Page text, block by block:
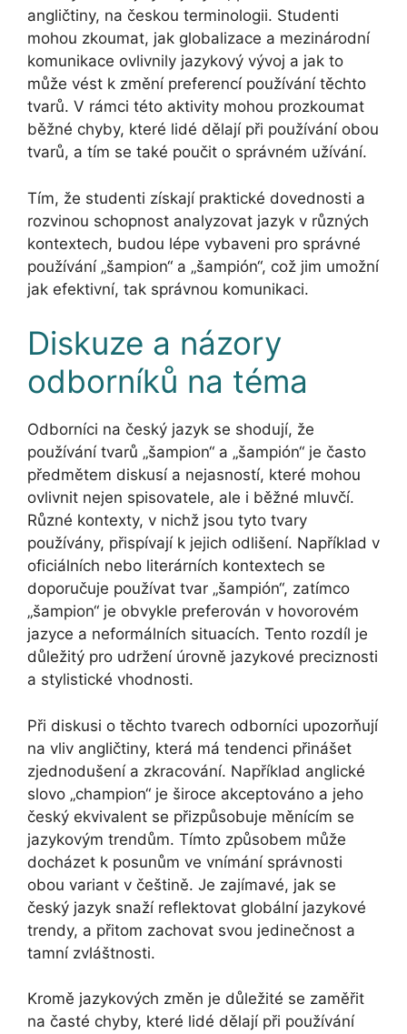
angličtiny, na českou terminologii. Studenti
mohou zkoumat, jak globalizace a mezinárodní
komunikace ovlivnily jazykový vývoj a jak to
může vést k změní preferencí používání těchto
tvarů. V rámci této aktivity mohou prozkoumat
běžné chyby, které lidé dělají při používání obou
tvarů, a tím se také poučit o správném užívání.
Tím, že studenti získají praktické dovednosti a
rozvinou schopnost analyzovat jazyk v různých
kontextech, budou lépe vybaveni pro správné
používání „šampion“ a „šampión“, což jim umožní
jak efektivní, tak správnou komunikaci.
Diskuze a názory
odborníků na téma
Odborníci na český jazyk se shodují, že
používání tvarů „šampion“ a „šampión“ je často
předmětem diskusí a nejasností, které mohou
ovlivnit nejen spisovatele, ale i běžné mluvčí.
Různé kontexty, v nichž jsou tyto tvary
používány, přispívají k jejich odlišení. Například v
oficiálních nebo literárních kontextech se
doporučuje používat tvar „šampión“, zatímco
„šampion“ je obvykle preferován v hovorovém
jazyce a neformálních situacích. Tento rozdíl je
důležitý pro udržení úrovně jazykové preciznosti
a stylistické vhodnosti.
Při diskusi o těchto tvarech odborníci upozorňují
na vliv angličtiny, která má tendenci přinášet
zjednodušení a zkracování. Například anglické
slovo „champion“ je široce akceptováno a jeho
český ekvivalent se přizpůsobuje měnícím se
jazykovým trendům. Tímto způsobem může
docházet k posunům ve vnímání správnosti
obou variant v češtině. Je zajímavé, jak se
český jazyk snaží reflektovat globální jazykové
trendy, a přitom zachovat svou jedinečnost a
tamní zvláštnosti.
Kromě jazykových změn je důležité se zaměřit
na časté chyby, které lidé dělají při používání